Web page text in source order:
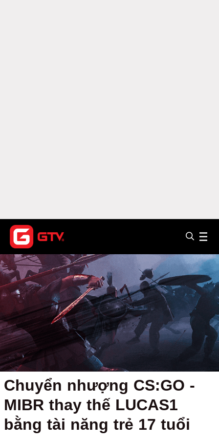
Chuyển nhượng CS:GO -
MIBR thay thế LUCAS1
bằng tài năng trẻ 17 tuổi